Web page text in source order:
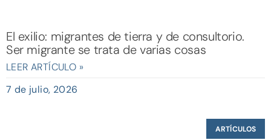
El exilio: migrantes de tierra y de consultorio.
Ser migrante se trata de varias cosas
LEER ARTÍCULO »
7 de julio, 2026
ARTÍCULOS